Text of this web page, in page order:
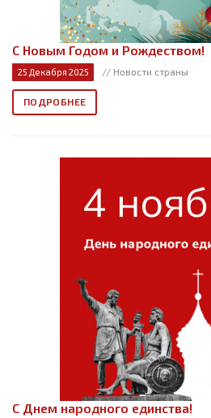
С Новым Годом и Рождеством!
25 Декабря 2025 // Новости страны
ПОДРОБНЕЕ
С Днем народного единства!